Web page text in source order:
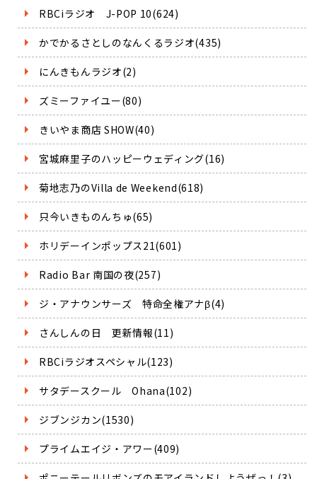
RBCiラジオ J-POP 10(624)
かでかるさとしのなんくるラジオ(435)
にんきもんラジオ(2)
ズミーファイユー(80)
きいやま商店 SHOW(40)
宮城麻里子のハッピーウェディング(16)
菊地志乃のVilla de Weekend(618)
只今いきものんちゅ(65)
ホリデーインポップス21(601)
Radio Bar 南国の夜(257)
ジ・アナウンサーズ 特命全権アナβ(4)
さんしんの日 更新情報(11)
RBCiラジオスペシャル(123)
サタデースクール Ohana(102)
ジブンジカン(1530)
プライムエイジ・アワー(409)